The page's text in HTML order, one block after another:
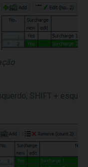
SHIFT +